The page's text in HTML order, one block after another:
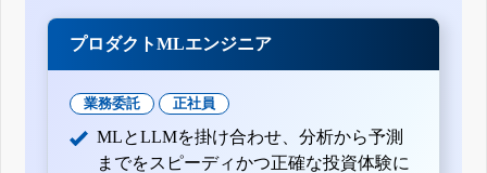
プロダクトMLエンジニア
業務委託 正社員
MLとLLMを掛け合わせ、分析から予測
までをスピーディかつ正確な投資体験に